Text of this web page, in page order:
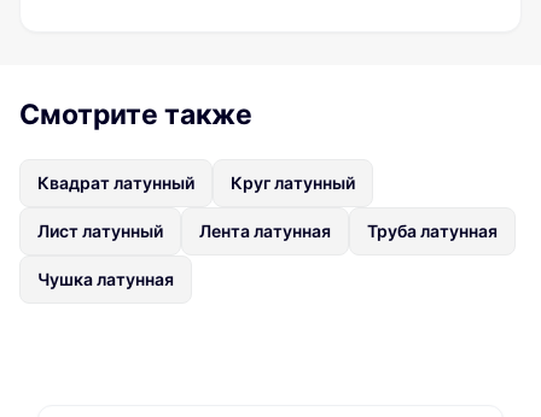
Смотрите также
Квадрат латунный Круг латунный
Лист латунный Лента латунная Труба латунная
Чушка латунная